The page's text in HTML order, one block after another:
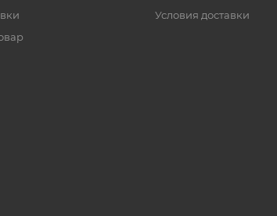
Условия доставки